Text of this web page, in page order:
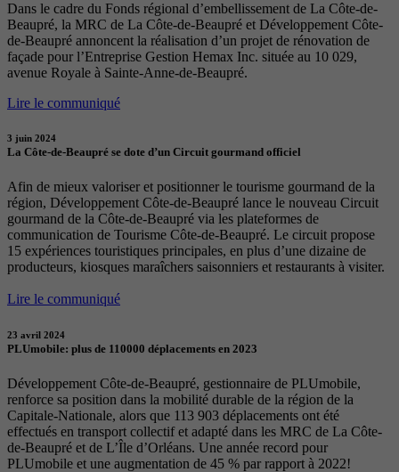
Dans le cadre du Fonds régional d’embellissement de La Côte-de-
Beaupré, la MRC de La Côte-de-Beaupré et Développement Côte-
de-Beaupré annoncent la réalisation d’un projet de rénovation de
façade pour l’Entreprise Gestion Hemax Inc. située au 10 029,
avenue Royale à Sainte-Anne-de-Beaupré.
Lire le communiqué
3 juin 2024
La Côte-de-Beaupré se dote d’un Circuit gourmand officiel
Afin de mieux valoriser et positionner le tourisme gourmand de la
région, Développement Côte-de-Beaupré lance le nouveau Circuit
gourmand de la Côte-de-Beaupré via les plateformes de
communication de Tourisme Côte-de-Beaupré. Le circuit propose
15 expériences touristiques principales, en plus d’une dizaine de
producteurs, kiosques maraîchers saisonniers et restaurants à visiter.
Lire le communiqué
23 avril 2024
PLUmobile: plus de 110000 déplacements en 2023
Développement Côte-de-Beaupré, gestionnaire de PLUmobile,
renforce sa position dans la mobilité durable de la région de la
Capitale-Nationale, alors que 113 903 déplacements ont été
effectués en transport collectif et adapté dans les MRC de La Côte-
de-Beaupré et de L’Île d’Orléans. Une année record pour
PLUmobile et une augmentation de 45 % par rapport à 2022!